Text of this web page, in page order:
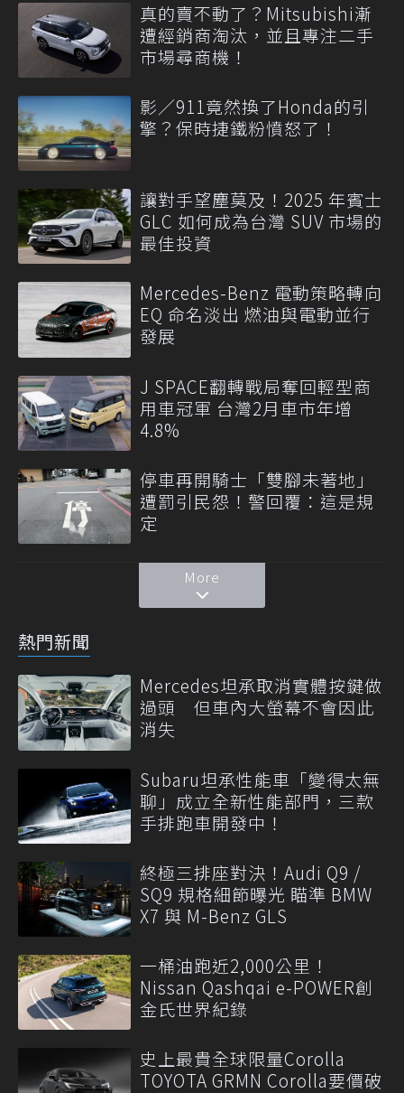
真的賣不動了？Mitsubishi漸
遭經銷商淘汰，並且專注二手
市場尋商機！
影／911竟然換了Honda的引
擎？保時捷鐵粉憤怒了！
讓對手望塵莫及！2025 年賓士
GLC 如何成為台灣 SUV 市場的
最佳投資
Mercedes-Benz 電動策略轉向
EQ 命名淡出 燃油與電動並行
發展
J SPACE翻轉戰局奪回輕型商
用車冠軍 台灣2月車市年增
4.8%
停車再開騎士「雙腳未著地」
遭罰引民怨！警回覆：這是規
定
More
熱門新聞
Mercedes坦承取消實體按鍵做
過頭 但車內大螢幕不會因此
消失
Subaru坦承性能車「變得太無
聊」成立全新性能部門，三款
手排跑車開發中！
終極三排座對決！Audi Q9 /
SQ9 規格細節曝光 瞄準 BMW
X7 與 M-Benz GLS
一桶油跑近2,000公里！
Nissan Qashqai e-POWER創
金氏世界紀錄
史上最貴全球限量Corolla
TOYOTA GRMN Corolla要價破